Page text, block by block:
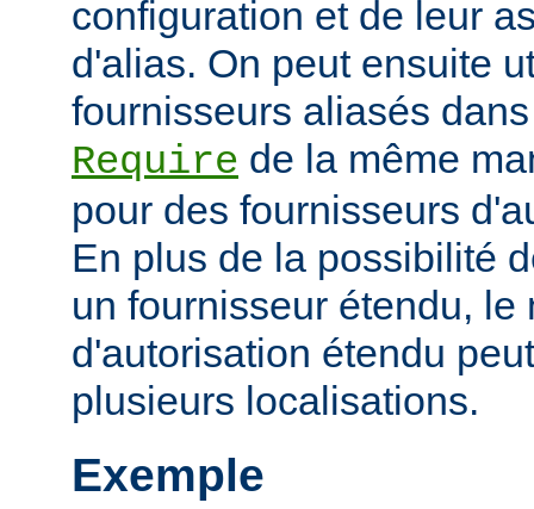
configuration et de leur
d'alias. On peut ensuite
fournisseurs aliasés
Require de la même
pour des fournisseurs
En plus de la possibilité
un fournisseur étendu, le
d'autorisation étendu
plusieurs localisations.
Exemple